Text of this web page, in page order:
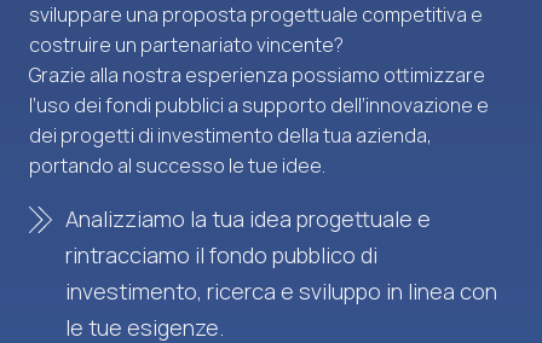
sviluppare una proposta progettuale competitiva e
costruire un partenariato vincente?
Grazie alla nostra esperienza possiamo ottimizzare
l’uso dei fondi pubblici a supporto dell’innovazione e
dei progetti di investimento della tua azienda,
portando al successo le tue idee.
Analizziamo la tua idea progettuale e
rintracciamo il fondo pubblico di
investimento, ricerca e sviluppo in linea con
le tue esigenze.